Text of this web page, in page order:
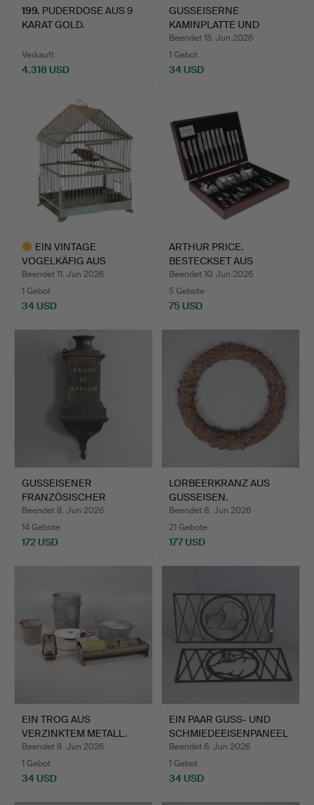
199. PUDERDOSE AUS 9
KARAT GOLD.
Verkauft
4.318 USD
GUSSEISERNE
KAMINPLATTE UND
KOHLENKASTEN A…
Beendet 15. Jun 2026
1 Gebot
34 USD
EIN VINTAGE
VOGELKÄFIG AUS
GEPRESSTEM META…
Beendet 11. Jun 2026
1 Gebot
34 USD
ARTHUR PRICE.
BESTECKSET AUS
EDELSTAHL.
Beendet 10. Jun 2026
5 Gebote
75 USD
GUSSEISENER
FRANZÖSISCHER
KATHOLISCHER KIR…
Beendet 8. Jun 2026
14 Gebote
172 USD
LORBEERKRANZ AUS
GUSSEISEN.
Beendet 8. Jun 2026
21 Gebote
177 USD
EIN TROG AUS
VERZINKTEM METALL.
Beendet 8. Jun 2026
1 Gebot
34 USD
EIN PAAR GUSS- UND
SCHMIEDEEISENPANEEL
E.
Beendet 6. Jun 2026
1 Gebot
34 USD